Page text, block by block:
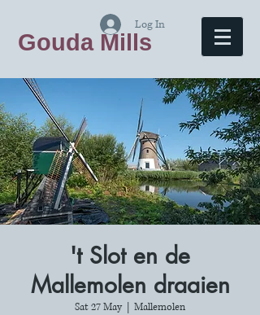
Gouda Mills
Log In
't Slot en de
Mallemolen draaien
Sat 27 May
  |
Mallemolen